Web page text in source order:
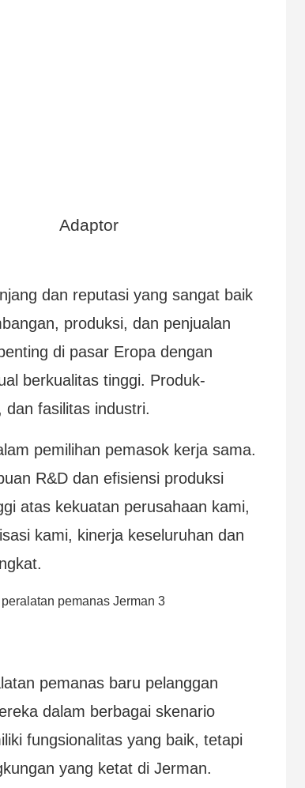
Adaptor
dan reputasi yang sangat baik
produksi, dan penjualan
di pasar Eropa dengan
berkualitas tinggi. Produk-
fasilitas industri.
pemilihan pemasok kerja sama.
R&D dan efisiensi produksi
atas kekuatan perusahaan kami,
kami, kinerja keseluruhan dan
pemanas baru pelanggan
dalam berbagai skenario
fungsionalitas yang baik, tetapi
yang ketat di Jerman.